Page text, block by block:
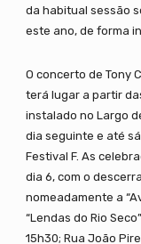
da habitual sessão
este ano, de forma
O concerto de Tony
terá lugar a partir
instalado no Largo
dia seguinte e até
Festival F. As
dia 6, com o
nomeadamente a
“Lendas do Rio
15h30; Rua João